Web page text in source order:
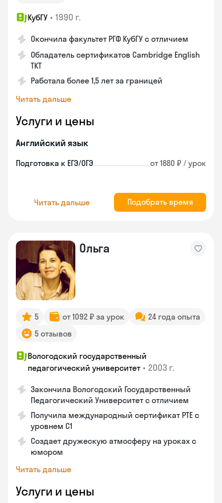
КубГУ • 1990 г.
Окончила факультет РГФ КубГУ с отличием
Обладатель сертификатов Cambridge English
TKT
Работала более 1,5 лет за границей
Читать дальше
Услуги и цены
Английский язык
Подготовка к ЕГЭ/ОГЭ от 1880 ₽ / урок
Читать дальше Подобрать время
Ольга
5 от 1092 ₽ за урок
24 года опыта
5 отзывов
Вологодский государственный
педагогический университет • 2003 г.
Закончила Вологодский Государственный
Педагогический Университет с отличием
Получила международный сертификат PTE с
уровнем C1
Создает дружескую атмосферу на уроках с
юмором
Читать дальше
Услуги и цены